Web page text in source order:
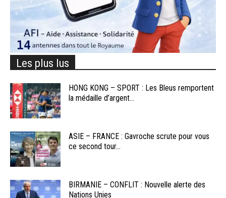
Les plus lus
HONG KONG – SPORT : Les Bleus remportent
la médaille d’argent...
ASIE – FRANCE : Gavroche scrute pour vous
ce second tour...
BIRMANIE – CONFLIT : Nouvelle alerte des
Nations Unies